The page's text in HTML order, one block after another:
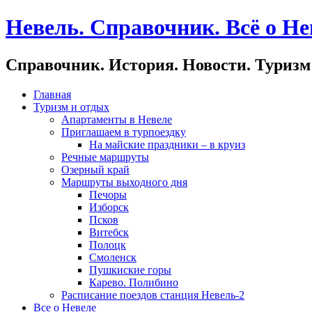
Невель. Справочник. Всё о
Справочник. История. Новости. Туризм
Главная
Туризм и отдых
Апартаменты в Невеле
Приглашаем в турпоездку
На майские праздники – в круиз
Речные маршруты
Озерный край
Маршруты выходного дня
Печоры
Изборск
Псков
Витебск
Полоцк
Смоленск
Пушкиские горы
Карево. Полибино
Расписание поездов станция Невель-2
Все о Невеле